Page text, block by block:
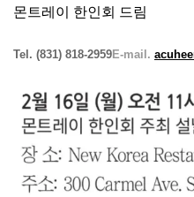
몬트레이 한인회 드림
Tel. (831) 818-2959E-mail.